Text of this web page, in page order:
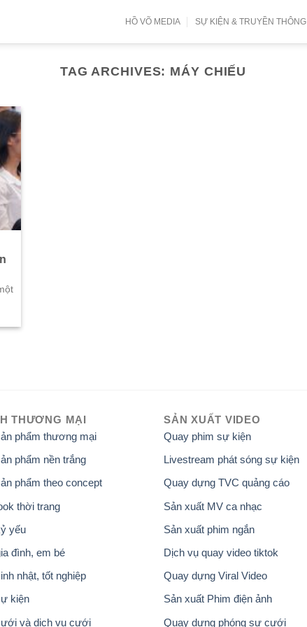
HỒ VÕ MEDIA SỰ KIỆN & TRUYỀN THÔNG
TAG ARCHIVES: MÁY CHIẾU
THƯƠNG MẠI
phẩm thương mại
phẩm nền trắng
phẩm theo concept
thời trang
yếu
đình, em bé
nhật, tốt nghiệp
kiện
và dịch vụ cưới
SẢN XUẤT VIDEO
Quay phim sự kiện
Livestream phát sóng sự kiện
Quay dựng TVC quảng cáo
Sản xuất MV ca nhạc
Sản xuất phim ngắn
Dịch vụ quay video tiktok
Quay dựng Viral Video
Sản xuất Phim điện ảnh
Quay dựng phóng sự cưới